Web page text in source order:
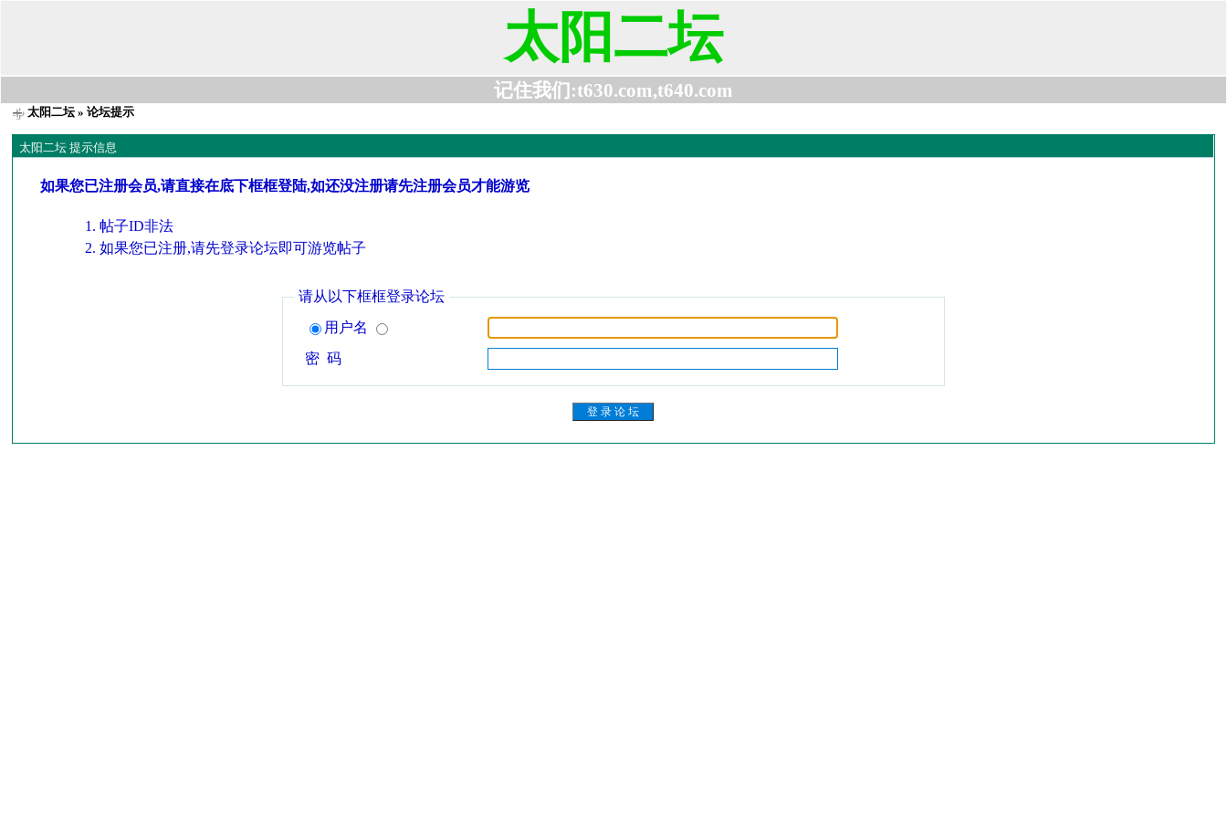
太阳二坛
记住我们:t630.com,t640.com
太阳二坛» 论坛提示
太阳二坛 提示信息
如果您已注册会员,请直接在底下框框登陆,如还没注册请先注册会员才能游览
帖子ID非法
如果您已注册,请先登录论坛即可游览帖子
请从以下框框登录论坛
用户名
密 码